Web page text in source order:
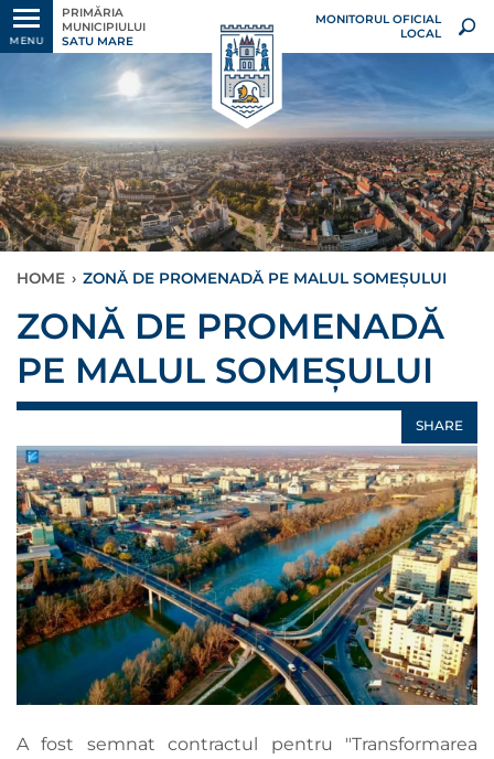
MENU
PRIMĂRIA
MUNICIPIULUI
SATU MARE
MONITORUL OFICIAL
LOCAL
HOME › ZONĂ DE PROMENADĂ PE MALUL SOMEȘULUI
ZONĂ DE PROMENADĂ
PE MALUL SOMEȘULUI
SHARE
A fost semnat contractul pentru "Transformarea